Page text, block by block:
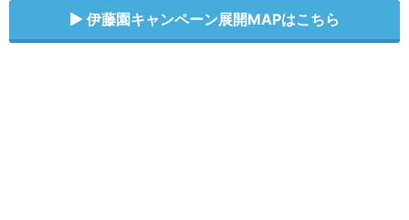
伊藤園キャンペーン展開MAPはこちら